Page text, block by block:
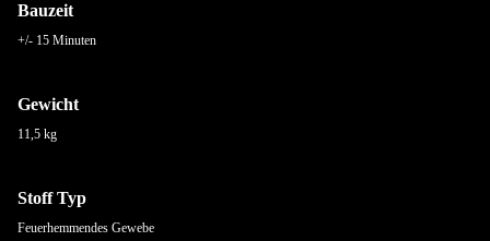
Bauzeit
+/- 15 Minuten
Gewicht
11,5 kg
Stoff Typ
Feuerhemmendes Gewebe